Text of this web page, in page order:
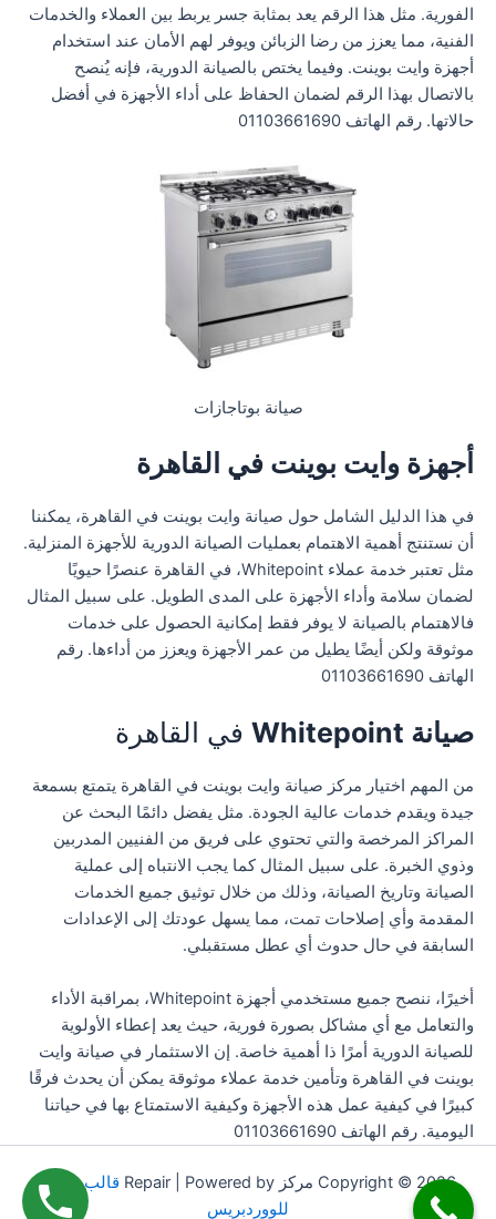
الفورية. مثل هذا الرقم يعد بمثابة جسر يربط بين العملاء والخدمات
الفنية، مما يعزز من رضا الزبائن ويوفر لهم الأمان عند استخدام
أجهزة وايت بوينت. وفيما يختص بالصيانة الدورية، فإنه يُنصح
بالاتصال بهذا الرقم لضمان الحفاظ على أداء الأجهزة في أفضل
حالاتها. رقم الهاتف 01103661690
صيانة بوتاجازات
أجهزة وايت بوينت في القاهرة
في هذا الدليل الشامل حول صيانة وايت بوينت في القاهرة، يمكننا
أن نستنتج أهمية الاهتمام بعمليات الصيانة الدورية للأجهزة المنزلية.
مثل تعتبر خدمة عملاء Whitepoint، في القاهرة عنصرًا حيويًا
لضمان سلامة وأداء الأجهزة على المدى الطويل. على سبيل المثال
فالاهتمام بالصيانة لا يوفر فقط إمكانية الحصول على خدمات
موثوقة ولكن أيضًا يطيل من عمر الأجهزة ويعزز من أداءها. رقم
الهاتف 01103661690
صيانة Whitepoint في القاهرة
من المهم اختيار مركز صيانة وايت بوينت في القاهرة يتمتع بسمعة
جيدة ويقدم خدمات عالية الجودة. مثل يفضل دائمًا البحث عن
المراكز المرخصة والتي تحتوي على فريق من الفنيين المدربين
وذوي الخبرة. على سبيل المثال كما يجب الانتباه إلى عملية
الصيانة وتاريخ الصيانة، وذلك من خلال توثيق جميع الخدمات
المقدمة وأي إصلاحات تمت، مما يسهل عودتك إلى الإعدادات
السابقة في حال حدوث أي عطل مستقبلي.
أخيرًا، ننصح جميع مستخدمي أجهزة Whitepoint، بمراقبة الأداء
والتعامل مع أي مشاكل بصورة فورية، حيث يعد إعطاء الأولوية
للصيانة الدورية أمرًا ذا أهمية خاصة. إن الاستثمار في صيانة وايت
بوينت في القاهرة وتأمين خدمة عملاء موثوقة يمكن أن يحدث فرقًا
كبيرًا في كيفية عمل هذه الأجهزة وكيفية الاستمتاع بها في حياتنا
اليومية. رقم الهاتف 01103661690
Copyright © 2026 مركز Repair | Powered by
قالب Astra
للووردبريس